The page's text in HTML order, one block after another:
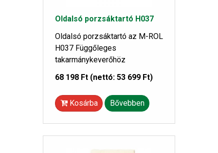
Oldalsó porzsáktartó H037
Oldalsó porzsáktartó az M-ROL
H037 Függőleges
takarmánykeverőhöz
68 198 Ft (nettó: 53 699 Ft)
Kosárba Bővebben